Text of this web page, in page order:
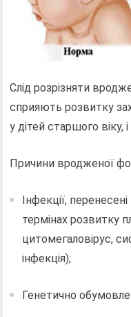
Слід розрізняти
сприяють розвитку
у дітей старшого віку,
Причини вродженої
Інфекції,
термінах розвитку
цитомегаловірус,
інфекція);
Генетично